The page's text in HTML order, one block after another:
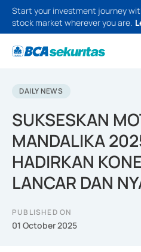
Start your investment journey
stock market wherever you are.
DAILY NEWS
SUKSESKAN
MANDALIKA
HADIRKAN
LANCAR DAN
PUBLISHED ON
01 October 2025